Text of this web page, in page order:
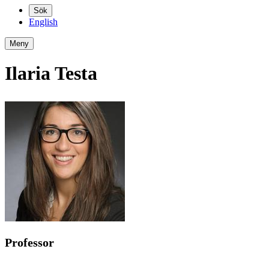
Sök
English
Meny
Ilaria Testa
Professor